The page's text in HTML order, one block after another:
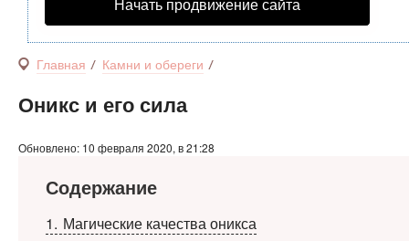
Главная Камни и обереги
Оникс и его сила
Обновлено: 10 февраля 2020, в 21:28
Содержание
1
Магические качества оникса